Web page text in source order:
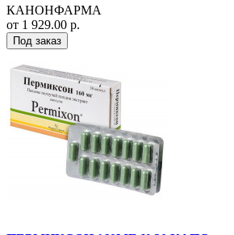
КАНОНФАРМА
от 1 929.00 р.
Под заказ